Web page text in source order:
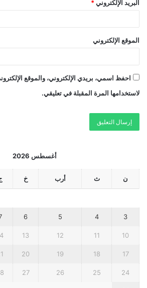
البريد الإلكتروني *
الموقع الإلكتروني
احفظ اسمي، بريدي الإلكتروني، والموقع
لاستخدامها المرة المقبلة في تعليقي.
أغسطس 2026
ن ث أرب خ
3
4
5
6
10
11
12
13
17
18
19
20
24
25
26
27